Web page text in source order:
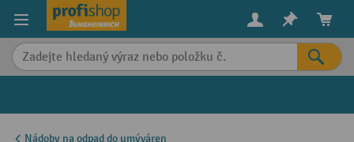
content
Nádoby na odpad do umýváren